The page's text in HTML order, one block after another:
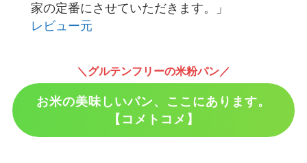
家の定番にさせていただきます。」
レビュー元
＼グルテンフリーの米粉パン／
お米の美味しいパン、ここにあります。
【コメトコメ】